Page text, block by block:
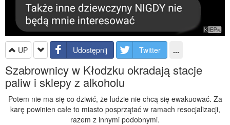
UP Udostępnij Twitter ...
Szabrownicy w Kłodzku okradają stacje
paliw i sklepy z alkoholu
Potem nie ma się co dziwić, że ludzie nie chcą się ewakuować. Za
karę powinien całe to miasto posprzątać w ramach resocjalizacji,
razem z innymi podobnymi.